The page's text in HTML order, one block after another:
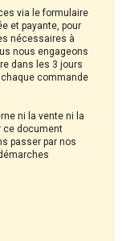
via le formulaire
et payante, pour
nécessaires à
nous engageons
dans les 3 jours
commande
ni la vente ni la
ce document
passer par nos